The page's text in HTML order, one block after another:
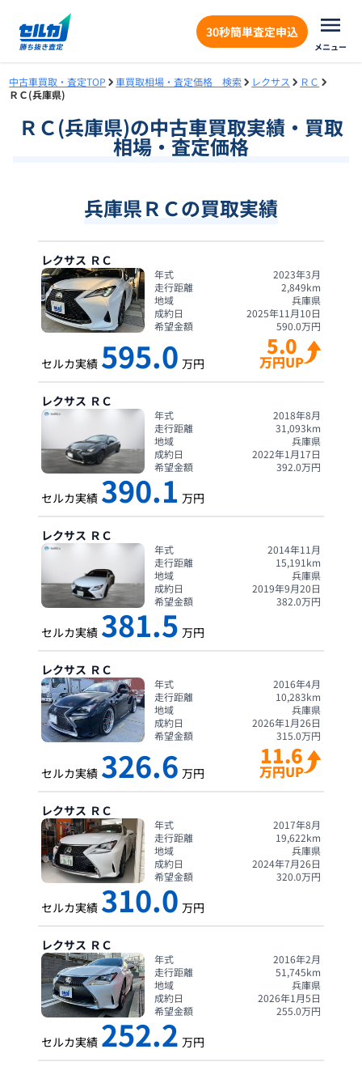
30秒簡単査定申込
メニュー
中古車買取・査定TOP 車買取相場・査定価格 検索 レクサス
ＲＣ
ＲＣ(兵庫県)
ＲＣ(兵庫県)の中古車買取実績・買取
相場・査定価格
兵庫県ＲＣの買取実績
レクサス ＲＣ
年式
2023年3月
走行距離
2,849km
地域
兵庫県
成約日
2025年11月10日
希望金額
590.0万円
セルカ実績 595.0 万円
5.0
万円UP
レクサス ＲＣ
年式
2018年8月
走行距離
31,093km
地域
兵庫県
成約日
2022年1月17日
希望金額
392.0万円
セルカ実績 390.1 万円
レクサス ＲＣ
年式
2014年11月
走行距離
15,191 km
地域
兵庫県
成約日
2019年9月20日
希望金額
382.0万円
セルカ実績 381.5 万円
レクサス ＲＣ
年式
2016年4月
走行距離
10,283km
地域
兵庫県
成約日
2026年1月26日
希望金額
315.0万円
セルカ実績 326.6 万円
11.6
万円UP
レクサス ＲＣ
年式
2017年8月
走行距離
19,622km
地域
兵庫県
成約日
2024年7月26日
希望金額
320.0万円
セルカ実績 310.0 万円
レクサス ＲＣ
年式
2016年2月
走行距離
51,745km
地域
兵庫県
成約日
2026年1月5日
希望金額
255.0万円
セルカ実績 252.2 万円